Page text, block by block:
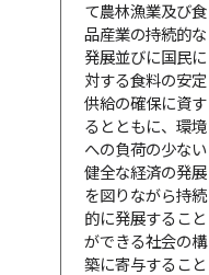
て農林漁業及び食
品産業の持続的な
発展並びに国民に
対する食料の安定
供給の確保に資す
るとともに、環境
への負荷の少ない
健全な経済の発展
を図りながら持続
的に発展すること
ができる社会の構
築に寄与すること